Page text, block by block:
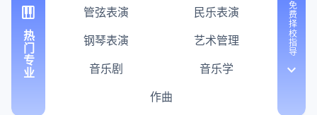
piano
热门专业
管弦表演
民乐表演
钢琴表演
艺术管理
音乐剧
音乐学
作曲
免费择校指导
keyboard_arrow_down